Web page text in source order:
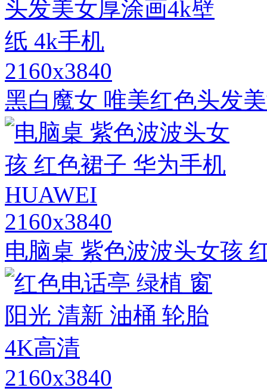
2160x3840
黑白魔女 唯美红色头发
2160x3840
电脑桌 紫色波波头女孩
2160x3840